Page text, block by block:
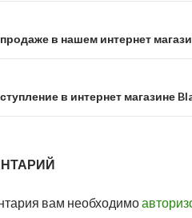
в нашем интернет
в интернет магазине
вам необходимо